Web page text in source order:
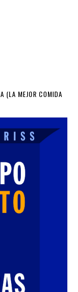
(LA MEJOR COMIDA